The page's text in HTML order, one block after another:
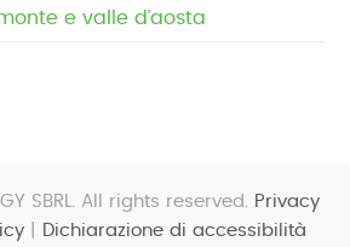
e valle d’aosta
SBRL. All rights reserved.
Privacy
Dichiarazione di accessibilità